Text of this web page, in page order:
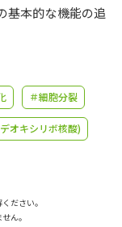
問検索
説
基本的な機能の追
＃細胞分裂
オキシリボ核酸)
ださい。
ん。